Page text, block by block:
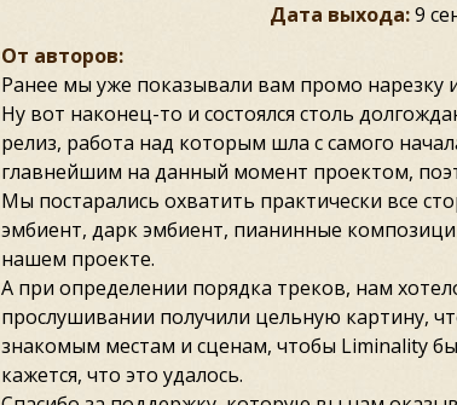
Дата выхода:9
От авторов:
Ранее мы уже показывали вам промо нарезку
Ну вот наконец-то и состоялся столь
релиз, работа над которым шла с самого
главнейшим на данный момент проектом,
Мы постарались охватить практически все
эмбиент, дарк эмбиент, пианинные
нашем проекте.
А при определении порядка треков, нам
прослушивании получили цельную картину,
знакомым местам и сценам, чтобы Liminality
кажется, что это удалось.